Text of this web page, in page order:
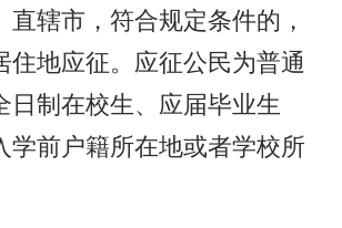
直辖市，符合规定条件的，
住地应征。应征公民为普通
日制在校生、应届毕业生
学前户籍所在地或者学校所